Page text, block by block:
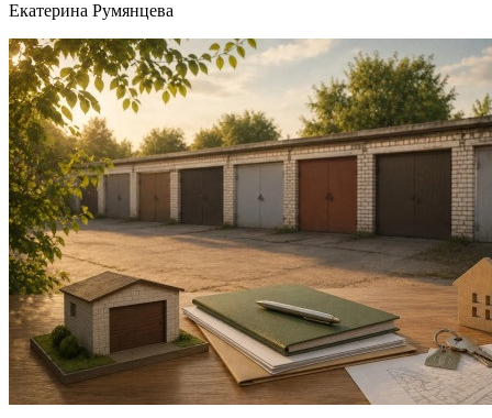
Екатерина Румянцева